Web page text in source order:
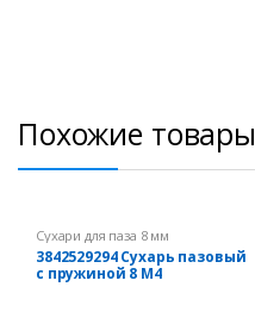
Похожие товары
Сухари для паза 8 мм
3842529294 Сухарь пазовый
с пружиной 8 M4